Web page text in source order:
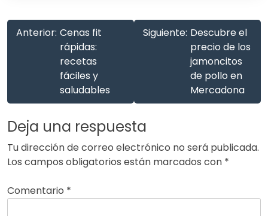
Anterior: Cenas fit
rápidas:
recetas
fáciles y
saludables
Siguiente: Descubre el
precio de los
jamoncitos
de pollo en
Mercadona
Deja una respuesta
Tu dirección de correo electrónico no será publicada.
Los campos obligatorios están marcados con *
Comentario *